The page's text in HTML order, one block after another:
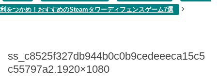
利をつかめ！おすすめのSteamタワーディフェンスゲーム7選
ss_c8525f327db944b0c0b9cedeeeca15c5
c55797a2.1920×1080